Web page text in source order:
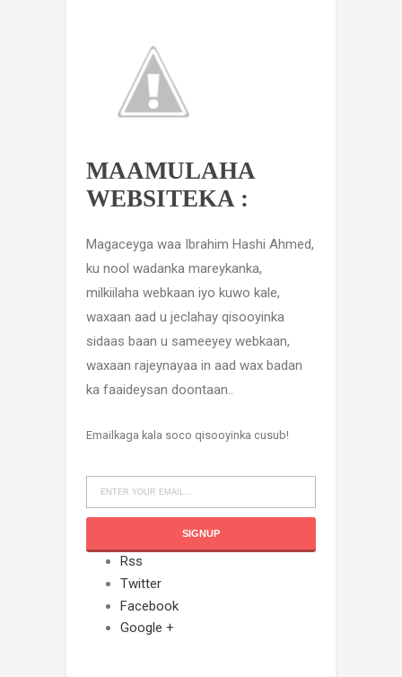
MAAMULAHA
WEBSITEKA :
Magaceyga waa Ibrahim Hashi Ahmed,
ku nool wadanka mareykanka,
milkiilaha webkaan iyo kuwo kale,
waxaan aad u jeclahay qisooyinka
sidaas baan u sameeyey webkaan,
waxaan rajeynayaa in aad wax badan
ka faaideysan doontaan..
Emailkaga kala soco qisooyinka cusub!
Rss
Twitter
Facebook
Google +